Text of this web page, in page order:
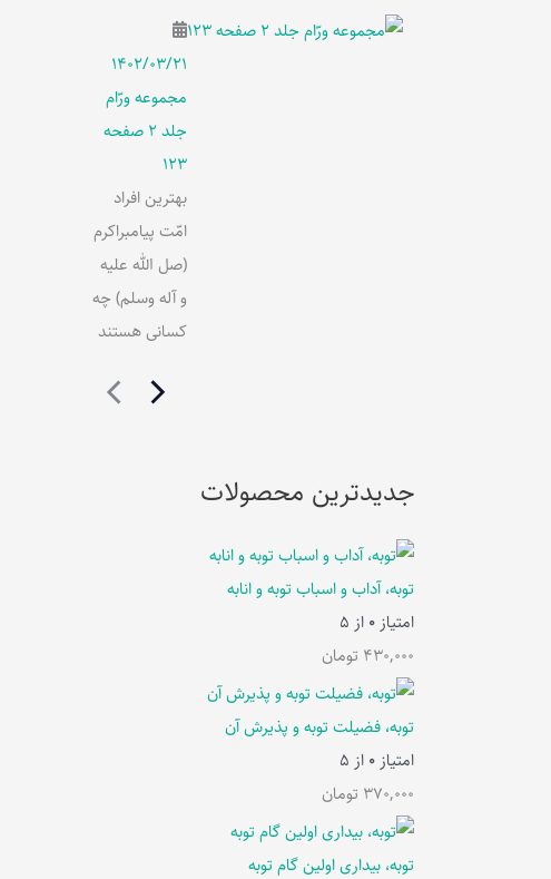
۱۴۰۲/۰۳/۲۱
مجموعه ورّام
جلد 2 صفحه
123
بهترین افراد
امّت پیامبراکرم
(صل الله علیه
و آله وسلم) چه
کسانی هستند
جدیدترین محصولات
توبه، آداب و اسباب توبه و انابه
امتیاز 0 از 5
430,000 تومان
توبه، فضیلت توبه و پذیرش آن
امتیاز 0 از 5
370,000 تومان
توبه، بیداری اولین گام توبه